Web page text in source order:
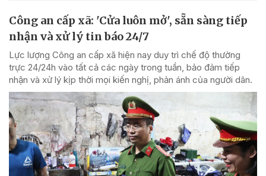
Công an cấp xã: 'Cửa luôn mở', sẵn sàng tiếp
nhận và xử lý tin báo 24/7
Lực lượng Công an cấp xã hiện nay duy trì chế độ thường
trực 24/24h vào tất cả các ngày trong tuần, bảo đảm tiếp
nhận và xử lý kịp thời mọi kiến nghị, phản ánh của người dân.